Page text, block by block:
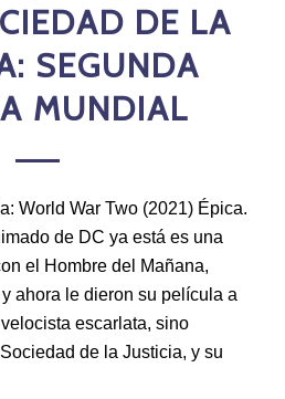
DE LA
SEGUNDA
MUNDIAL
World War Two (2021) Épica.
de DC ya está es una
el Hombre del Mañana,
ahora le dieron su película a
escarlata, sino
de la Justicia, y su